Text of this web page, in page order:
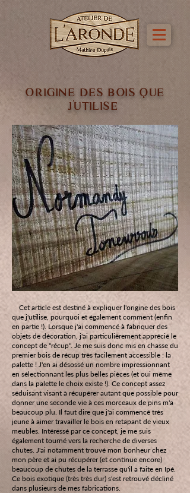
ORIGINE DES BOIS QUE
J'UTILISE
Cet article est destiné à expliquer l'origine des bois
que j'utilise, pourquoi et également comment (enfin
en partie !). Lorsque j'ai commencé à fabriquer des
objets de décoration, j'ai particulièrement apprécié le
concept de "récup". Je me suis donc mis en chasse du
premier bois de récup très facilement accessible : la
palette ! J'en ai désossé un nombre impressionnant
en sélectionnant les plus belles pièces (et oui même
dans la palette le choix existe !). Ce concept assez
séduisant visant à récupérer autant que possible pour
donner une seconde vie à ces morceaux de pins m'a
beaucoup plu. Il faut dire que j'ai commencé très
jeune à aimer travailler le bois en retapant de vieux
meubles. Intéressé par ce concept, je me suis
également tourné vers la recherche de diverses
chutes. J'ai notamment trouvé mon bonheur chez
mon père et ai pu récupérer (et continue encore)
beaucoup de chutes de la terrasse qu'il a faite en Ipé.
Ce bois exotique (très très dur) s'est retrouvé décliné
dans plusieurs de mes fabrications.